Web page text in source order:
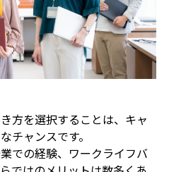
方を選択することは、キャ
チャンスです。
での経験、ワークライフバ